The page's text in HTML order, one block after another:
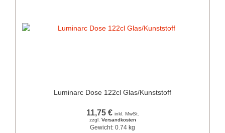
Luminarc Dose 122cl Glas/Kunststoff
11,75 € inkl. MwSt.
zzgl. Versandkosten
Gewicht: 0.74 kg